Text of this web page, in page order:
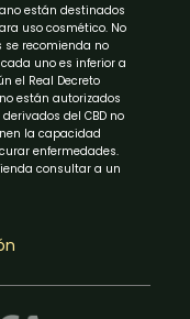
están destinados
uso cosmético. No
se recomienda no
uno es inferior a
el Real Decreto
no están autorizados
del CBD no
la capacidad
enfermedades.
consultar a un